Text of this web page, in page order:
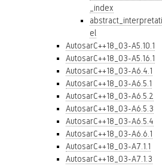
_index
el
AutosarC++18_03-A5.10.1
AutosarC++18_03-A5.16.1
AutosarC++18_03-A6.4.1
AutosarC++18_03-A6.5.1
AutosarC++18_03-A6.5.2
AutosarC++18_03-A6.5.3
AutosarC++18_03-A6.5.4
AutosarC++18_03-A6.6.1
AutosarC++18_03-A7.1.1
AutosarC++18_03-A7.1.3